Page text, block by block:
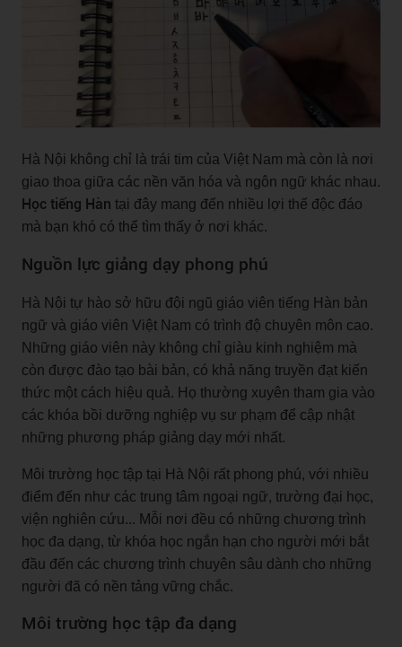
Hà Nội không chỉ là trái tim của Việt Nam mà còn là nơi
giao thoa giữa các nền văn hóa và ngôn ngữ khác nhau.
Học tiếng Hàn tại đây mang đến nhiều lợi thế độc đáo
mà bạn khó có thể tìm thấy ở nơi khác.
Nguồn lực giảng dạy phong phú
Hà Nội tự hào sở hữu đội ngũ giáo viên tiếng Hàn bản
ngữ và giáo viên Việt Nam có trình độ chuyên môn cao.
Những giáo viên này không chỉ giàu kinh nghiệm mà
còn được đào tạo bài bản, có khả năng truyền đạt kiến
thức một cách hiệu quả. Họ thường xuyên tham gia vào
các khóa bồi dưỡng nghiệp vụ sư phạm để cập nhật
những phương pháp giảng dạy mới nhất.
Môi trường học tập tại Hà Nội rất phong phú, với nhiều
điểm đến như các trung tâm ngoại ngữ, trường đại học,
viện nghiên cứu... Mỗi nơi đều có những chương trình
học đa dạng, từ khóa học ngắn hạn cho người mới bắt
đầu đến các chương trình chuyên sâu dành cho những
người đã có nền tảng vững chắc.
Môi trường học tập đa dạng